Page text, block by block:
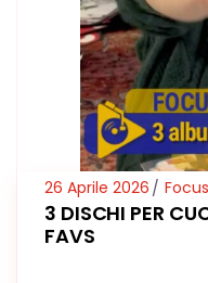
26 Aprile 2026
3 DISCHI PER
FAVS